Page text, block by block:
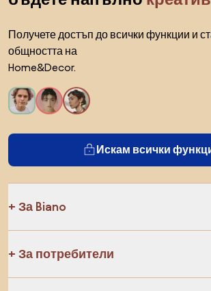
Получете достъп до всички функции и
общността на
Home&Decor.
Искам всички
За Biano
За потребители